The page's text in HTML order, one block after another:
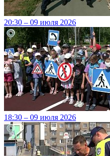
20:30 – 09 июля 2026
18:30 – 09 июля 2026